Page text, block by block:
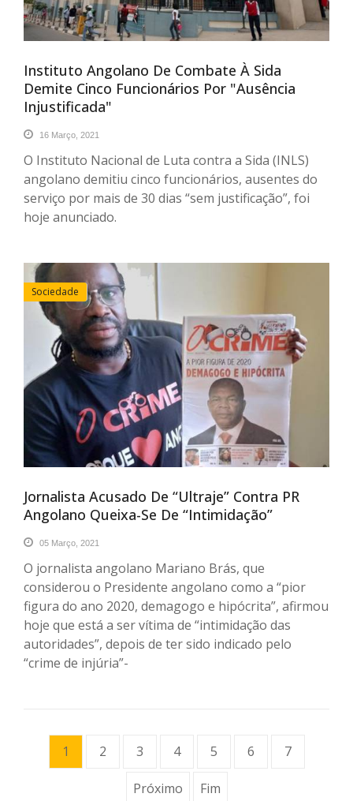
Instituto Angolano De Combate À Sida
Demite Cinco Funcionários Por "ausência
Injustificada"
16 Março, 2021
O Instituto Nacional de Luta contra a Sida (INLS)
angolano demitiu cinco funcionários, ausentes do
serviço por mais de 30 dias “sem justificação”, foi
hoje anunciado.
Sociedade
Jornalista Acusado De “ultraje” Contra PR
Angolano Queixa-Se De “intimidação”
05 Março, 2021
O jornalista angolano Mariano Brás, que
considerou o Presidente angolano como a “pior
figura do ano 2020, demagogo e hipócrita”, afirmou
hoje que está a ser vítima de “intimidação das
autoridades”, depois de ter sido indicado pelo
“crime de injúria”-
1 2 3 4 5 6 7
Próximo Fim